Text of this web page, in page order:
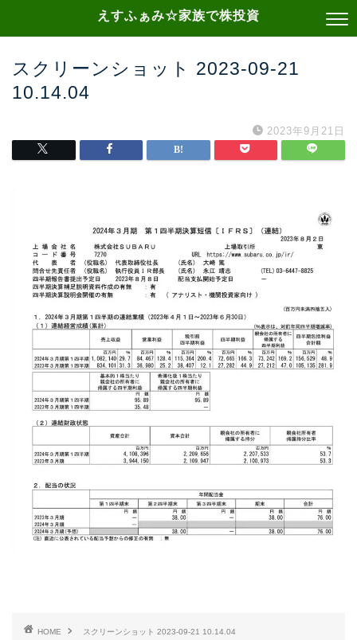
えすふぁみ☆家族で株投資
スクリーンショット 2023-09-21
10.14.04
2023年9月21日
HOME スクリーンショット 2023-09-21 10.14.04